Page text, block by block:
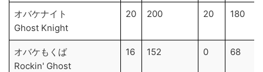
オバケナイト
Ghost Knight
20 200 20 180
オバケもくば
Rockin' Ghost
16 152 0 68